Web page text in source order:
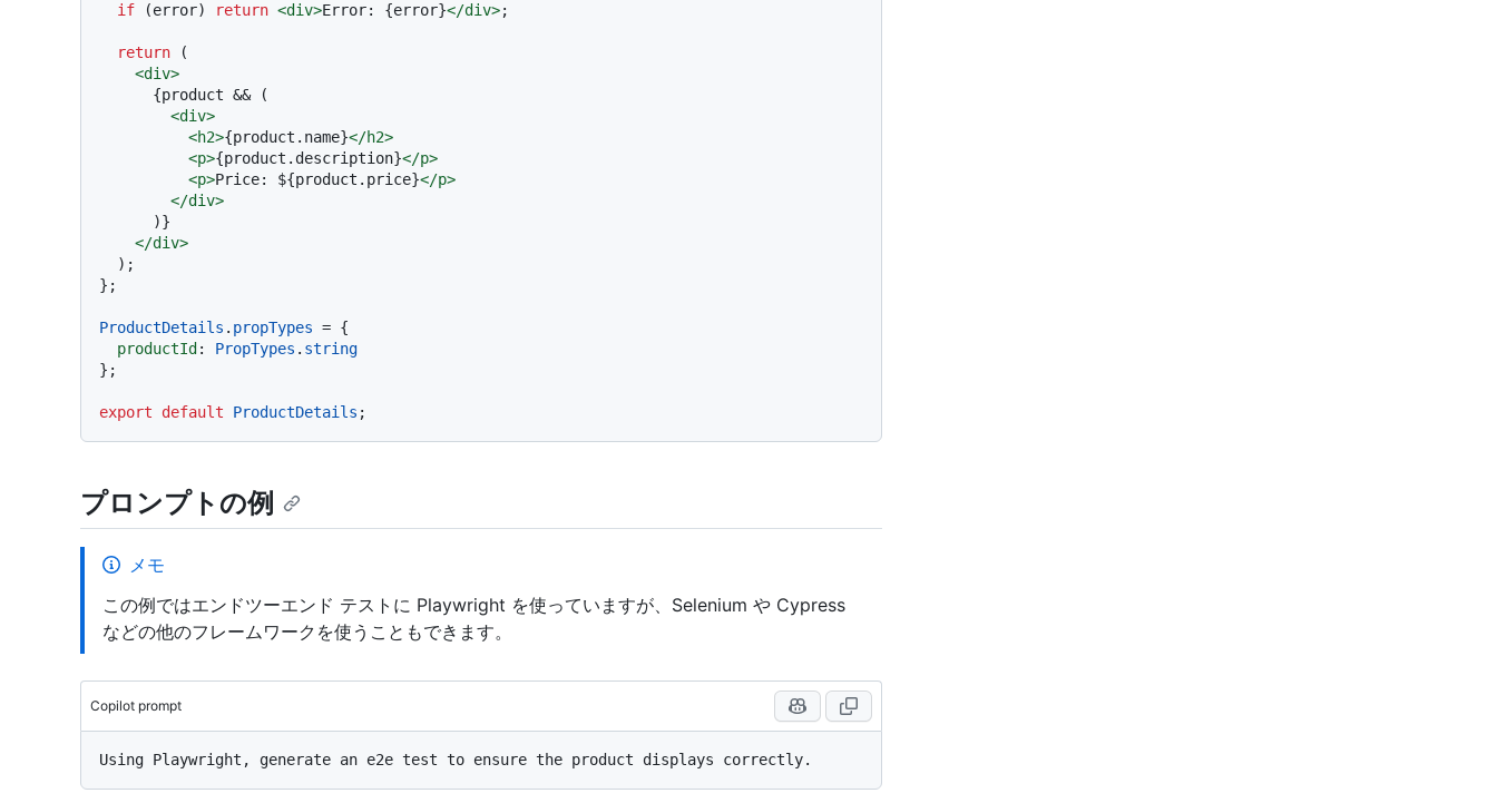
if (error) return <div>Error: {error}</div>;
return (
<div>
<div>
<h2>{product.name}</h2>
<p>{product.description}</p>
<p>Price: ${product.price}</p>
</div>
</div>
};
ProductDetails . propTypes = {
productId : PropTypes . string
};
export default ProductDetails
プロンプトの例
メモ
この例ではエンドツーエンド テストに Playwright を使っていますが、Selenium や Cypress
などの他のフレームワークを使うこともできます。
Copilot prompt